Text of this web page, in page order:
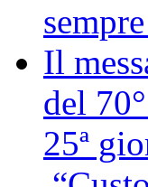
Il
del
25ª